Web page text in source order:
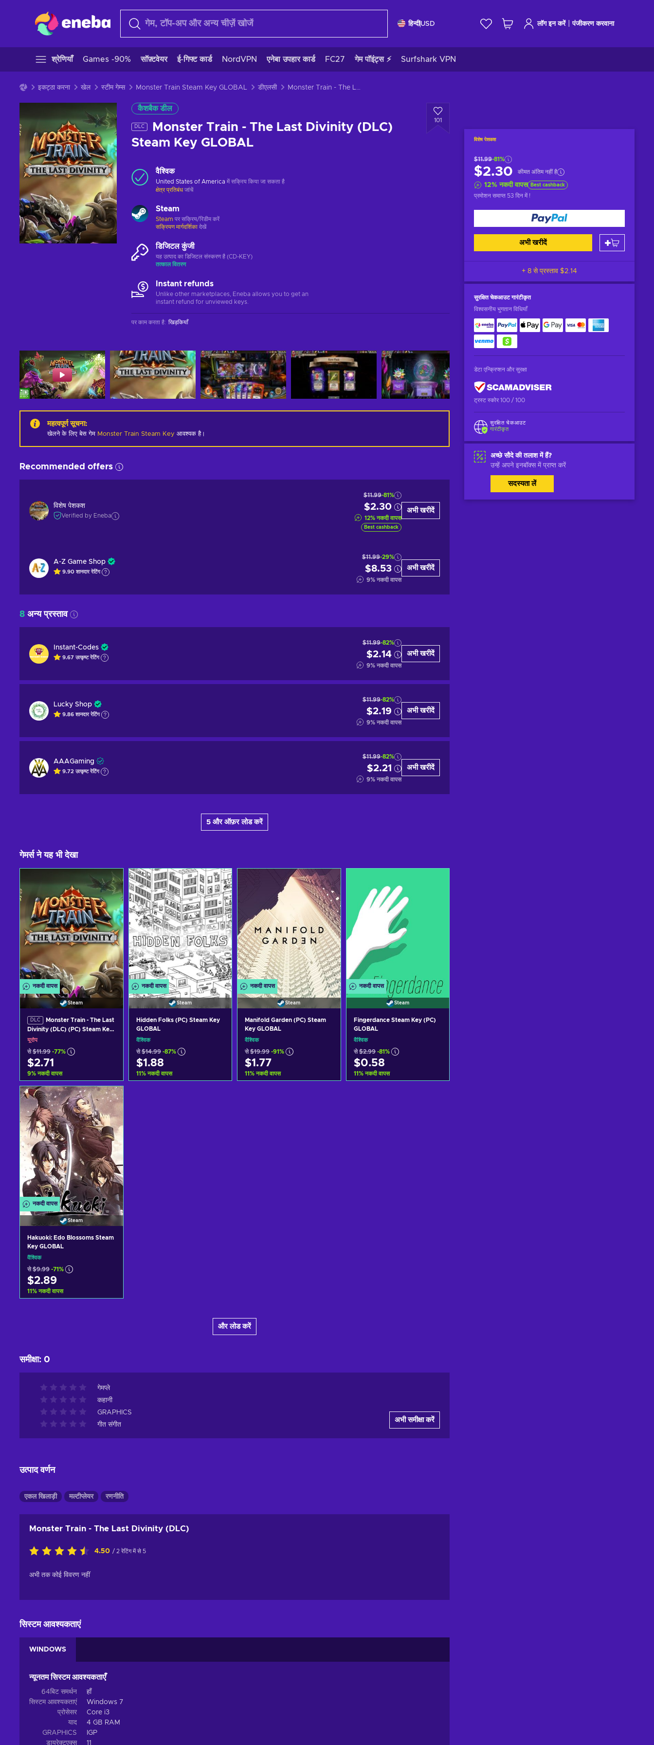
हिन्दीUSD लॉग इन करें|पंजीकरण करवाना
श्रेणियाँ Games -90% सॉफ़्टवेयर ई-गिफ्ट कार्ड NordVPN एनेबा उपहार कार्ड FC27 गेम पॉइंट्स ⚡ Surfshark VPN
इकट्ठा करना खेल स्टीम गेम्स Monster Train Steam Key GLOBAL डीएलसी Monster Train - The Last Divinity (DLC) Steam Key GLOBAL
कैशबैक डील
DLC
Monster Train - The Last Divinity (DLC)
Steam Key GLOBAL
101
विशेष पेशकश
$11.99-81%
$2.30 कीमत अंतिम नहीं है
12%नकदी वापस Best cashback
प्रमोशन समाप्त 53 दिन में!
अभी खरीदें
+ 8 से प्रस्ताव $2.14
सुरक्षित चेकआउटगारंटीकृत
विश्वसनीय भुगतान विधियाँ
डेटा एन्क्रिप्शन और सुरक्षा
ट्रस्ट स्कोर 100 / 100
सुरक्षित चेकआउट
गारंटीकृत
अच्छे सौदे की तलाश में हैं?
उन्हें अपने इनबॉक्स में प्राप्त करें
सदस्यता लें
वैश्विक
United States of America में सक्रिय किया जा सकता है
क्षेत्र प्रतिबंध जांचें
Steam
Steam पर सक्रिय/रिडीम करें
सक्रियण मार्गदर्शिका देखें
डिजिटल कुंजी
यह उत्पाद का डिजिटल संस्करण है (CD-KEY)
तत्काल वितरण
Instant refunds
Unlike other marketplaces, Eneba allows you to get an
instant refund for unviewed keys.
पर काम करता है: खिड़कियाँ
महत्वपूर्ण सूचना:
खेलने के लिए बेस गेम Monster Train Steam Key आवश्यक है।
Recommended offers
विशेष पेशकश
Verified by Eneba
$11.99-81%
$2.30
12% नकदी वापस
Best cashback
अभी खरीदें
A-Z Game Shop
9.90 शानदाररेटिंग
$11.99-29%
$8.53
9% नकदी वापस
अभी खरीदें
8 अन्य प्रस्ताव
Instant-Codes
9.67 उत्कृष्टरेटिंग
$11.99-82%
$2.14
9% नकदी वापस
अभी खरीदें
Lucky Shop
9.86 शानदाररेटिंग
$11.99-82%
$2.19
9% नकदी वापस
अभी खरीदें
AAAGaming
9.72 उत्कृष्टरेटिंग
$11.99-82%
$2.21
9% नकदी वापस
अभी खरीदें
5 और ऑफ़र लोड करें
गेमर्स ने यह भी देखा
नकदी वापस
Steam
DLC
Monster Train - The Last
Divinity (DLC) (PC) Steam Key
EUROPE
यूरोप
से $11.99 -77%
$2.71
9% नकदी वापस
कार्ट में जोड़ें
View offers
नकदी वापस
Steam
Hidden Folks (PC) Steam Key
GLOBAL
वैश्विक
से $14.99 -87%
$1.88
11% नकदी वापस
नकदी वापस
Steam
Manifold Garden (PC) Steam
Key GLOBAL
वैश्विक
से $19.99 -91%
$1.77
11% नकदी वापस
नकदी वापस
Steam
Fingerdance Steam Key (PC)
GLOBAL
वैश्विक
से $2.99 -81%
$0.58
11% नकदी वापस
नकदी वापस
Steam
Hakuoki: Edo Blossoms Steam
Key GLOBAL
वैश्विक
से $9.99 -71%
$2.89
11% नकदी वापस
और लोड करें
समीक्षा: 0
गेमप्ले
कहानी
GRAPHICS
गीत संगीत
अभी समीक्षा करें
उत्पाद वर्णन
एकल खिलाड़ी मल्टीप्लेयर रणनीति
Monster Train - The Last Divinity (DLC)
4.50 / 2 रेटिंग में से 5
अभी तक कोई विवरण नहीं
सिस्टम आवश्यकताएं
WINDOWS
न्यूनतम सिस्टम आवश्यकताएँ
64बिट समर्थन
हाँ
सिस्टम आवश्यकताएं
Windows 7
प्रोसेसर
Core i3
याद
4 GB RAM
GRAPHICS
IGP
डायरेक्टएक्स
11